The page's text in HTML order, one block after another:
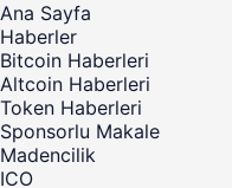
Ana Sayfa
Haberler
Bitcoin Haberleri
Altcoin Haberleri
Token Haberleri
Sponsorlu Makale
Madencilik
ICO